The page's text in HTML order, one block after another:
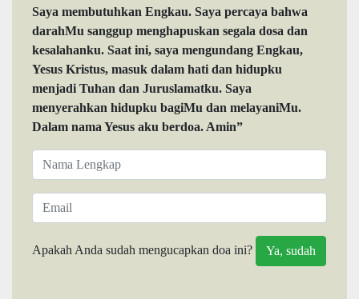
Saya membutuhkan Engkau. Saya percaya bahwa
darahMu sanggup menghapuskan segala dosa dan
kesalahanku. Saat ini, saya mengundang Engkau,
Yesus Kristus, masuk dalam hati dan hidupku
menjadi Tuhan dan Juruslamatku. Saya
menyerahkan hidupku bagiMu dan melayaniMu.
Dalam nama Yesus aku berdoa. Amin”
Apakah Anda sudah mengucapkan doa ini?